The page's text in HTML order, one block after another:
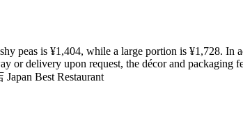
peas is ¥1,404, while a large portion is ¥1,728. In
or delivery upon request, the décor and